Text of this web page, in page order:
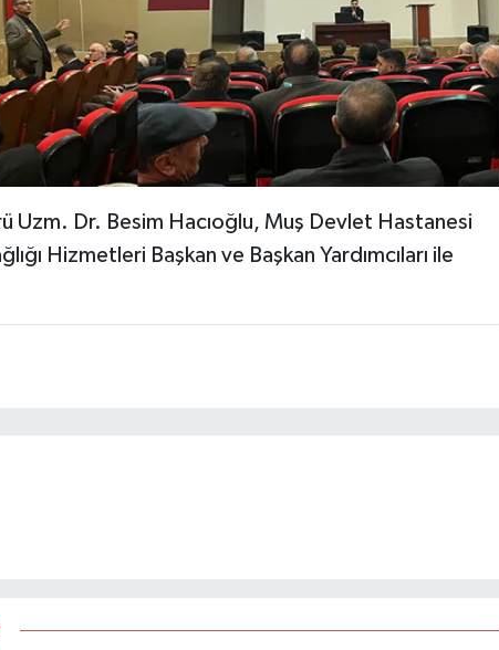
Uzm. Dr. Besim Hacıoğlu, Muş Devlet Hastanesi
Hizmetleri Başkan ve Başkan Yardımcıları ile